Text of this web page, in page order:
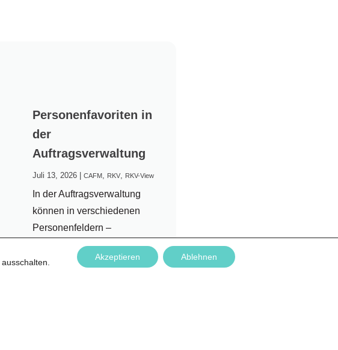
Personenfavoriten in
der
Auftragsverwaltung
Juli 13, 2026 |CAFM RKV RKV-View
In der Auftragsverwaltung
können in verschiedenen
Personenfeldern –
beispielsweise im Bereich
Bearbeiter – beliebige
ausschalten.
Akzeptieren Ablehnen